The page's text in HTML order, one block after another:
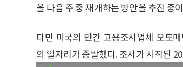
을 다음 주 중 재개하는 방안을 추진 중
다만 미국의 민간 고용조사업체 오토
의 일자리가 증발했다. 조사가 시작된